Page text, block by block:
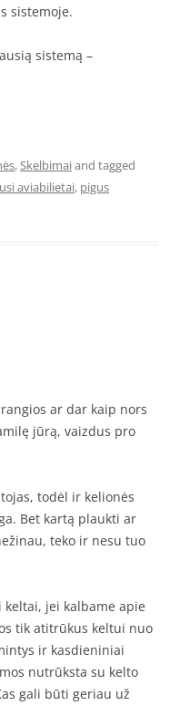
sistemoje.
sistemą –
,Skelbimaiand tagged
aviabilietai, pigus
ar dar kaip nors
jūrą, vaizdus pro
todėl ir kelionės
Bet kartą plaukti ar
teko ir nesu tuo
jei kalbame apie
tik atitrūkus keltui nuo
ir kasdieniniai
nutrūksta su kelto
gali būti geriau už